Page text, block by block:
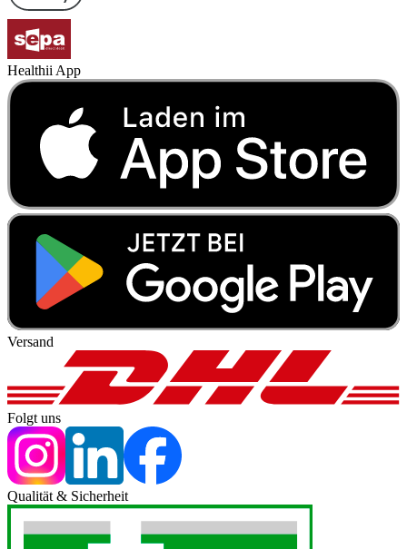
Healthii App
Versand
Folgt uns
Qualität & Sicherheit